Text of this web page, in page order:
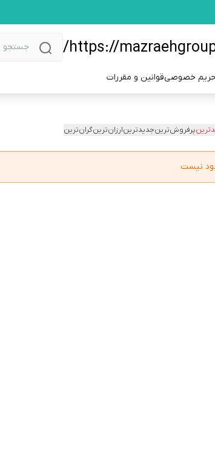
خصوصیقوانین و مقررات
پرفروش‌ترینجدیدترینارزان‌ترینگران‌ترین
نیست